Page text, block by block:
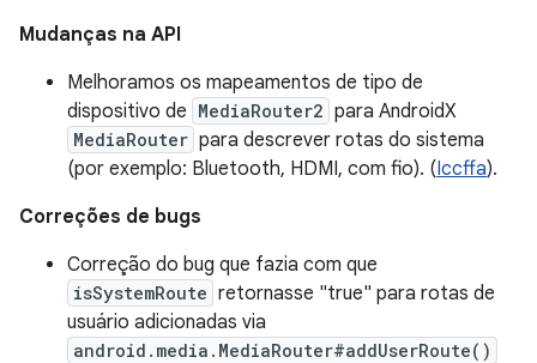
Mudanças na API
Melhoramos os mapeamentos de tipo de
dispositivo de MediaRouter2 para AndroidX
MediaRouter para descrever rotas do sistema
(por exemplo: Bluetooth, HDMI, com fio). (Iccffa).
Correções de bugs
Correção do bug que fazia com que
isSystemRoute retornasse "true" para rotas de
usuário adicionadas via
android.media.MediaRouter#addUserRoute()